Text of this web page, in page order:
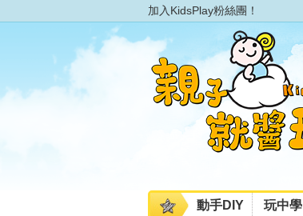
加入KidsPlay粉絲團！
動手DIY 玩中學